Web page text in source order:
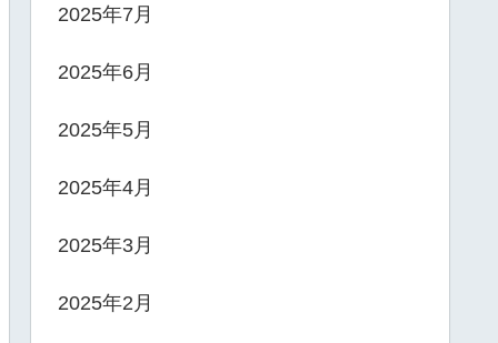
2025年7月
2025年6月
2025年5月
2025年4月
2025年3月
2025年2月